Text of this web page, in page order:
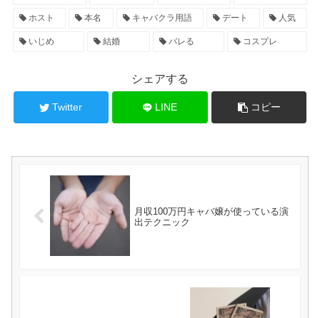
ホスト 本名 キャバクラ用語 デート 人気
いじめ 結婚 バレる コスプレ
シェアする
Twitter LINE コピー
月収100万円キャバ嬢が使っている演
出テクニック